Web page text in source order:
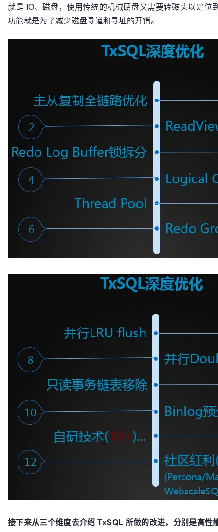
就是 IO、磁盘，使用传统的机械硬盘又需要转磁头以定
功能就是为了减少磁盘寻道和寻址的开销。
接下来从三个维度去介绍 TxSQL 所做的改进，分别是高性